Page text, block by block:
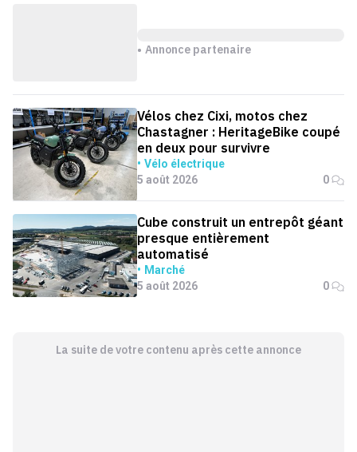
Annonce partenaire
Vélos chez Cixi, motos chez
Chastagner : HeritageBike coupé
en deux pour survivre
Vélo électrique
5 août 2026
0
Cube construit un entrepôt géant
presque entièrement
automatisé
Marché
5 août 2026
0
La suite de votre contenu après cette annonce